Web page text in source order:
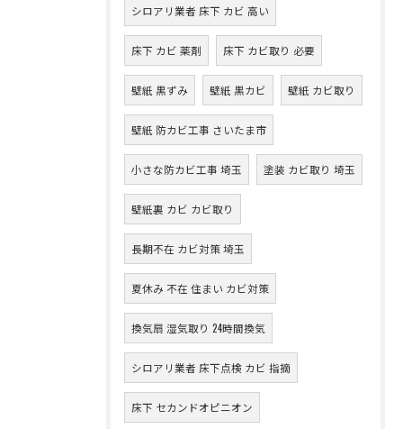
シロアリ業者 床下 カビ 高い
床下 カビ 薬剤 床下 カビ取り 必要
壁紙 黒ずみ 壁紙 黒カビ 壁紙 カビ取り
壁紙 防カビ工事 さいたま市
小さな防カビ工事 埼玉 塗装 カビ取り 埼玉
壁紙裏 カビ カビ取り
長期不在 カビ対策 埼玉
夏休み 不在 住まい カビ対策
換気扇 湿気取り 24時間換気
シロアリ業者 床下点検 カビ 指摘
床下 セカンドオピニオン